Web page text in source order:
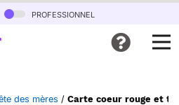
professionnel
des mères / Carte coeur rouge et